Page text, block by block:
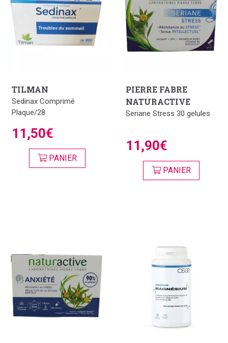
TILMAN
Sedinax Comprimé
Plaque/28
11,50€
PANIER
PIERRE FABRE
NATURACTIVE
Seriane Stress 30 gelules
11,90€
PANIER